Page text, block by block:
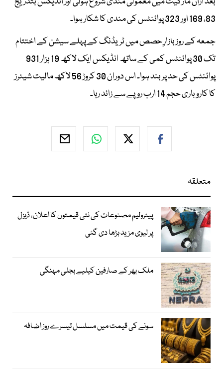
83، 169 اور 323 پوائنٹس کی مندی کا شکار ہوا۔
جمعہ کے روز بازارِ حصص میں ٹریڈنگ کے پہلے سیشن کے اختتام
تک 30 پوائنٹس کمی کے ساتھ انڈیکس ایک لاکھ 19 ہزار 931
پوائنٹس کی حد پر بند ہوا۔ اس دوران 30 کروڑ 56 لاکھ مالیت شیئرز
کا کاروباری حجم 14 ارب روپے سے زائد رہا۔
متعلقہ
پیٹرولیم مصنوعات کی نئی قیمتوں کا اعلان، ڈیزل
پر لیوی مزید بڑھا دی گئی
ملک بھر کے صارفین کیلیے بجلی مہنگی
سونے کی قیمت میں مسلسل تیسرے روز اضافہ